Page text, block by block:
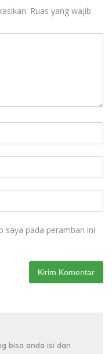
Ruas yang wajib
saya pada peramban ini
bisa anda isi dan